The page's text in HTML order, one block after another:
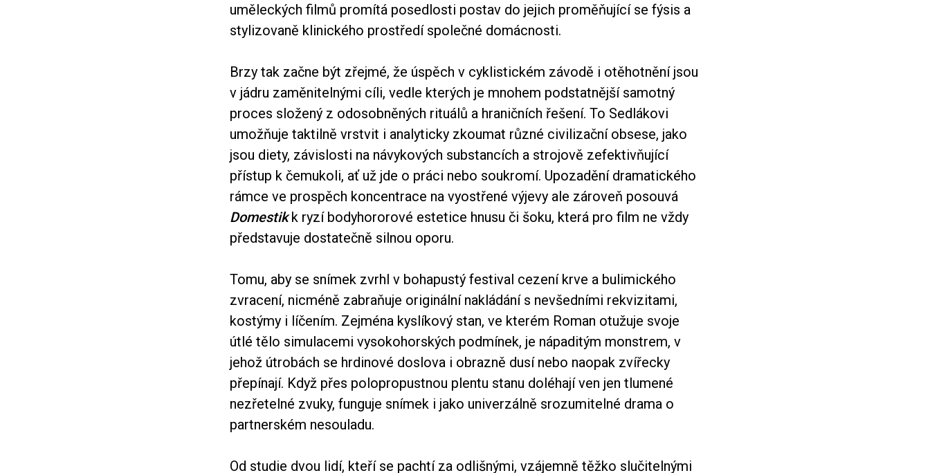
uměleckých filmů promítá posedlosti postav do jejich proměňující se fýsis a
stylizovaně klinického prostředí společné domácnosti.
Brzy tak začne být zřejmé, že úspěch v cyklistickém závodě i otěhotnění jsou
v jádru zaměnitelnými cíli, vedle kterých je mnohem podstatnější samotný
proces složený z odosobněných rituálů a hraničních řešení. To Sedlákovi
umožňuje taktilně vrstvit i analyticky zkoumat různé civilizační obsese, jako
jsou diety, závislosti na návykových substancích a strojově zefektivňující
přístup k čemukoli, ať už jde o práci nebo soukromí. Upozadění dramatického
rámce ve prospěch koncentrace na vyostřené výjevy ale zároveň posouvá
Domestikk ryzí bodyhororové estetice hnusu či šoku, která pro film ne vždy
představuje dostatečně silnou oporu.
Tomu, aby se snímek zvrhl v bohapustý festival cezení krve a bulimického
zvracení, nicméně zabraňuje originální nakládání s nevšedními rekvizitami,
kostýmy i líčením. Zejména kyslíkový stan, ve kterém Roman otužuje svoje
útlé tělo simulacemi vysokohorských podmínek, je nápaditým monstrem, v
jehož útrobách se hrdinové doslova i obrazně dusí nebo naopak zvířecky
přepínají. Když přes polopropustnou plentu stanu doléhají ven jen tlumené
nezřetelné zvuky, funguje snímek i jako univerzálně srozumitelné drama o
partnerském nesouladu.
Od studie dvou lidí, kteří se pachtí za odlišnými, vzájemně těžko slučitelnými